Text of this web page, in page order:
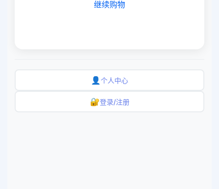
继续购物
👤 个人中心
🔐登录/注册